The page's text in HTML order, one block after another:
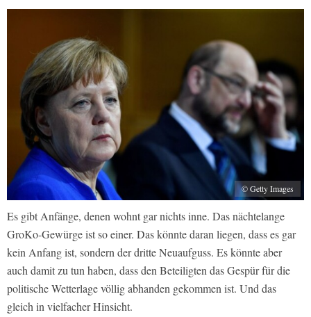
© Getty Images
Es gibt Anfänge, denen wohnt gar nichts inne. Das nächtelange
GroKo-Gewürge ist so einer. Das könnte daran liegen, dass es gar
kein Anfang ist, sondern der dritte Neuaufguss. Es könnte aber
auch damit zu tun haben, dass den Beteiligten das Gespür für die
politische Wetterlage völlig abhanden gekommen ist. Und das
gleich in vielfacher Hinsicht.